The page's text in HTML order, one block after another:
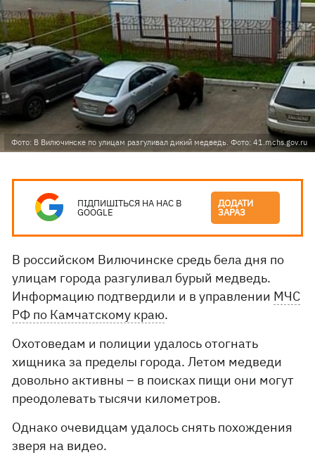
Фото: В Вилючинске по улицам разгуливал дикий медведь. Фото: 41.mchs.gov.ru
ПІДПИШІТЬСЯ НА НАС В
GOOGLE
ДОДАТИ
ЗАРАЗ
В российском Вилючинске средь бела дня по
улицам города разгуливал бурый медведь.
Информацию подтвердили и в управлении МЧС
РФ по Камчатскому краю.
Охотоведам и полиции удалось отогнать
хищника за пределы города. Летом медведи
довольно активны – в поисках пищи они могут
преодолевать тысячи километров.
Однако очевидцам удалось снять похождения
зверя на видео.